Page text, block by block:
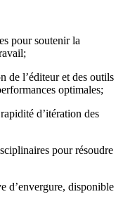
pour soutenir la
de l’éditeur et des outils
optimales;
d’itération des
pour résoudre
d’envergure, disponible